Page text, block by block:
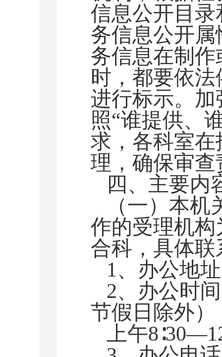
信息公开目
务信息公开
务信息在制
时，都要依
进行标示。
照“谁提供、
求，各科室
理，确保审
四、主要内
（一）本
作的受理机构
合科 ，具体
1、办公地
2、办公时
节假日除外）
上午